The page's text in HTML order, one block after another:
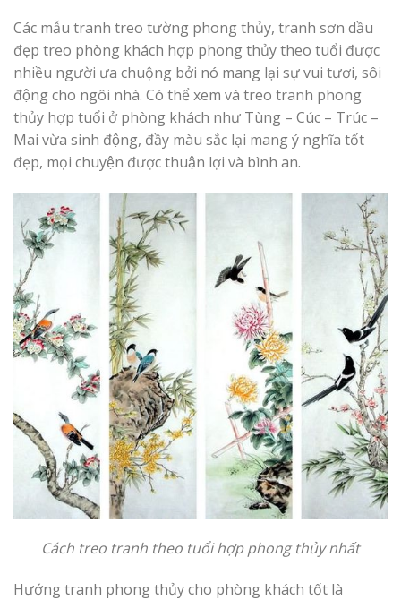
Các mẫu tranh treo tường phong thủy, tranh sơn dầu
đẹp treo phòng khách hợp phong thủy theo tuổi được
nhiều người ưa chuộng bởi nó mang lại sự vui tươi, sôi
động cho ngôi nhà. Có thể xem và treo tranh phong
thủy hợp tuổi ở phòng khách như Tùng – Cúc – Trúc –
Mai vừa sinh động, đầy màu sắc lại mang ý nghĩa tốt
đẹp, mọi chuyện được thuận lợi và bình an.
Cách treo tranh theo tuổi hợp phong thủy nhất
Hướng tranh phong thủy cho phòng khách tốt là